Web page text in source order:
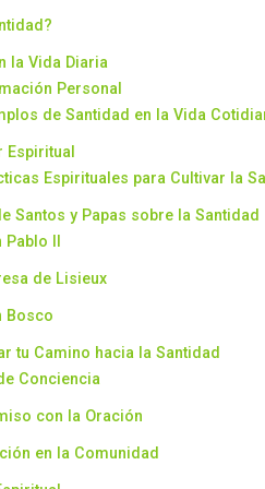
la Vida Diaria
Personal
de Santidad en la Vida
Espiritual
Espirituales para Cultivar la
Santos y Papas sobre la Santidad
II
de Lisieux
Bosco
tu Camino hacia la Santidad
Conciencia
con la Oración
en la Comunidad